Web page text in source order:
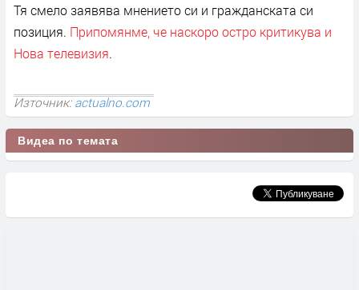
Тя смело заявява мнението си и гражданската си
позиция. Припомянме, че наскоро остро критикува и
Нова телевизия.
Източник: actualno.com
Видеа по темата